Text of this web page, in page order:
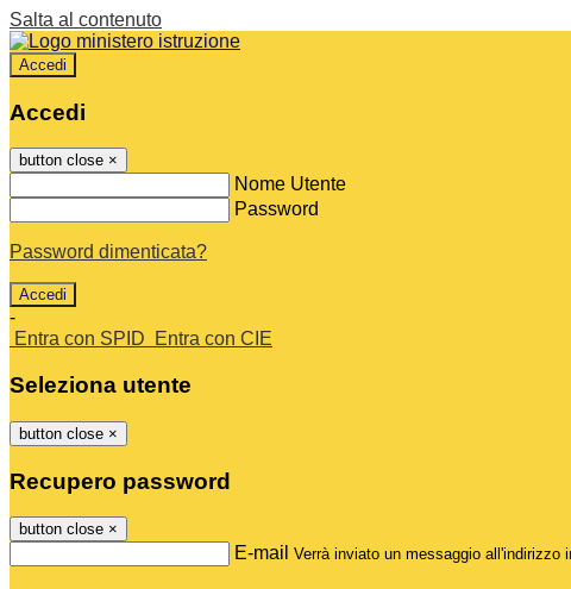
Salta al contenuto
Accedi
Accedi
button close ×
Nome Utente
Password
Password dimenticata?
-
Entra con SPID
Entra con CIE
Seleziona utente
button close ×
Recupero password
button close ×
E-mail Verrà inviato un messaggio all'indirizzo